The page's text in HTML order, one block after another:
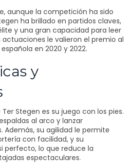
aunque la competición ha sido
ha brillado en partidos claves,
y una gran capacidad para leer
actuaciones le valieron el premio al
en 2020 y 2022.
y
Stegen es su juego con los pies.
al arco y lanzar
Además, su agilidad le permite
con facilidad, y su
perfecto, lo que reduce la
espectaculares.